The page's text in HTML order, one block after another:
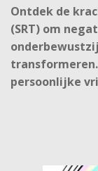
Ontdek de
(SRT) om
transformeren.
persoonlijke